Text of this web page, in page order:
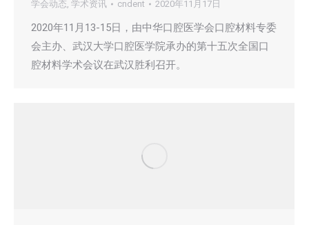
学会动态, 学术资讯 cndent 2020年11月17日
2020年11月13-15日，由中华口腔医学会口腔材料专委
会主办、武汉大学口腔医学院承办的第十五次全国口
腔材料学术会议在武汉胜利召开。